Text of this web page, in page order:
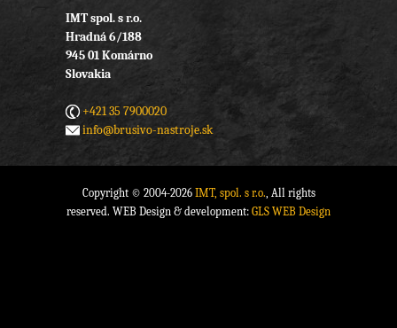
IMT spol. s r.o.
Hradná 6/188
945 01 Komárno
Slovakia
+421 35 7900020
info@brusivo-nastroje.sk
Copyright © 2004-2026 IMT, spol. s r.o., All rights
reserved. WEB Design & development: GLS WEB Design